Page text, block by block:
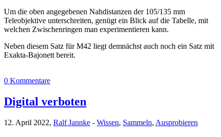
Um die oben angegebenen Nahdistanzen der 105/135 mm
Teleobjektive unterschreiten, genügt ein Blick auf die Tabelle, mit
welchen Zwischenringen man experimentieren kann.
Neben diesem Satz für M42 liegt demnächst auch noch ein Satz mit
Exakta-Bajonett bereit.
0 Kommentare
Digital verboten
12. April 2022, Ralf Jannke - Wissen, Sammeln, Ausprobieren